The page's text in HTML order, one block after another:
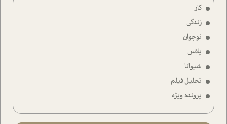
کار
زندگی
نوجوان
پلاس
شیوانا
تحلیل فیلم
پرونده ویژه